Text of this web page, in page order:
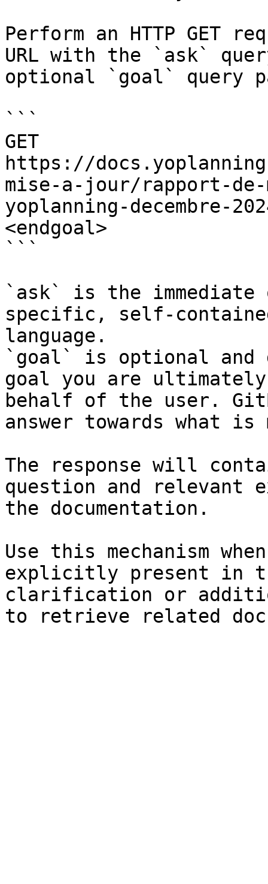
Perform an HTTP GET
URL with the `ask`
optional `goal` query
```
GET
https://
mise-a-jour/rapport-
yoplanning-decembre-
<endgoal>
```
`ask` is the
specific, self-
language.
`goal` is optional and
goal you are
behalf of the user.
answer towards what
The response will
question and relevant
the documentation.
Use this mechanism
explicitly present in
clarification or